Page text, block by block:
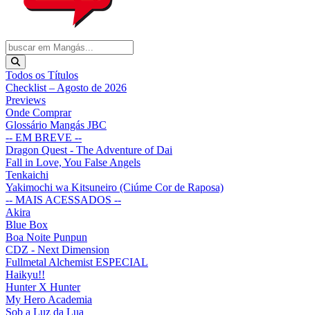
Todos os Títulos
Checklist – Agosto de 2026
Previews
Onde Comprar
Glossário Mangás JBC
-- EM BREVE --
Dragon Quest - The Adventure of Dai
Fall in Love, You False Angels
Tenkaichi
Yakimochi wa Kitsuneiro (Ciúme Cor de Raposa)
-- MAIS ACESSADOS --
Akira
Blue Box
Boa Noite Punpun
CDZ - Next Dimension
Fullmetal Alchemist ESPECIAL
Haikyu!!
Hunter X Hunter
My Hero Academia
Sob a Luz da Lua